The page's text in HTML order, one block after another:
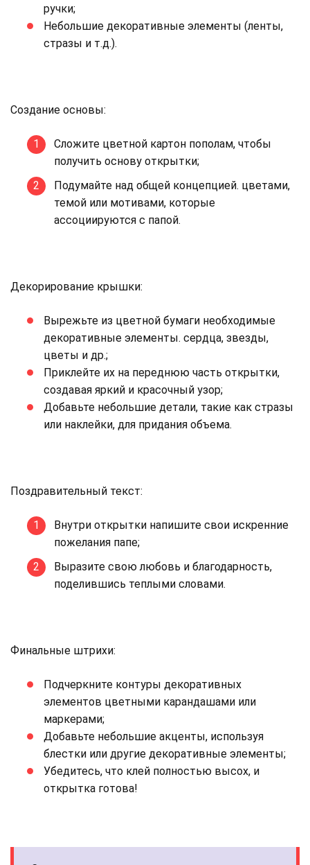
ручки;
Небольшие декоративные элементы (ленты,
стразы и т.д.).
Создание основы:
Сложите цветной картон пополам, чтобы
получить основу открытки;
Подумайте над общей концепцией. цветами,
темой или мотивами, которые
ассоциируются с папой.
Декорирование крышки:
Вырежьте из цветной бумаги необходимые
декоративные элементы. сердца, звезды,
цветы и др.;
Приклейте их на переднюю часть открытки,
создавая яркий и красочный узор;
Добавьте небольшие детали, такие как стразы
или наклейки, для придания объема.
Поздравительный текст:
Внутри открытки напишите свои искренние
пожелания папе;
Выразите свою любовь и благодарность,
поделившись теплыми словами.
Финальные штрихи:
Подчеркните контуры декоративных
элементов цветными карандашами или
маркерами;
Добавьте небольшие акценты, используя
блестки или другие декоративные элементы;
Убедитесь, что клей полностью высох, и
открытка готова!